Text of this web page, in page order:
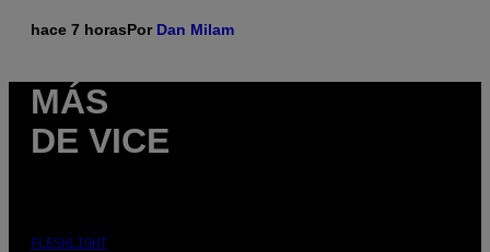
hace 7 horasPor Dan Milam
MÁS
DE VICE
FLESHLIGHT